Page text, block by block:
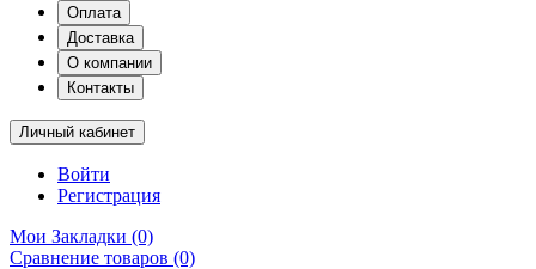
Оплата
Доставка
О компании
Контакты
Личный кабинет
Войти
Регистрация
Мои Закладки (0)
Сравнение товаров (0)